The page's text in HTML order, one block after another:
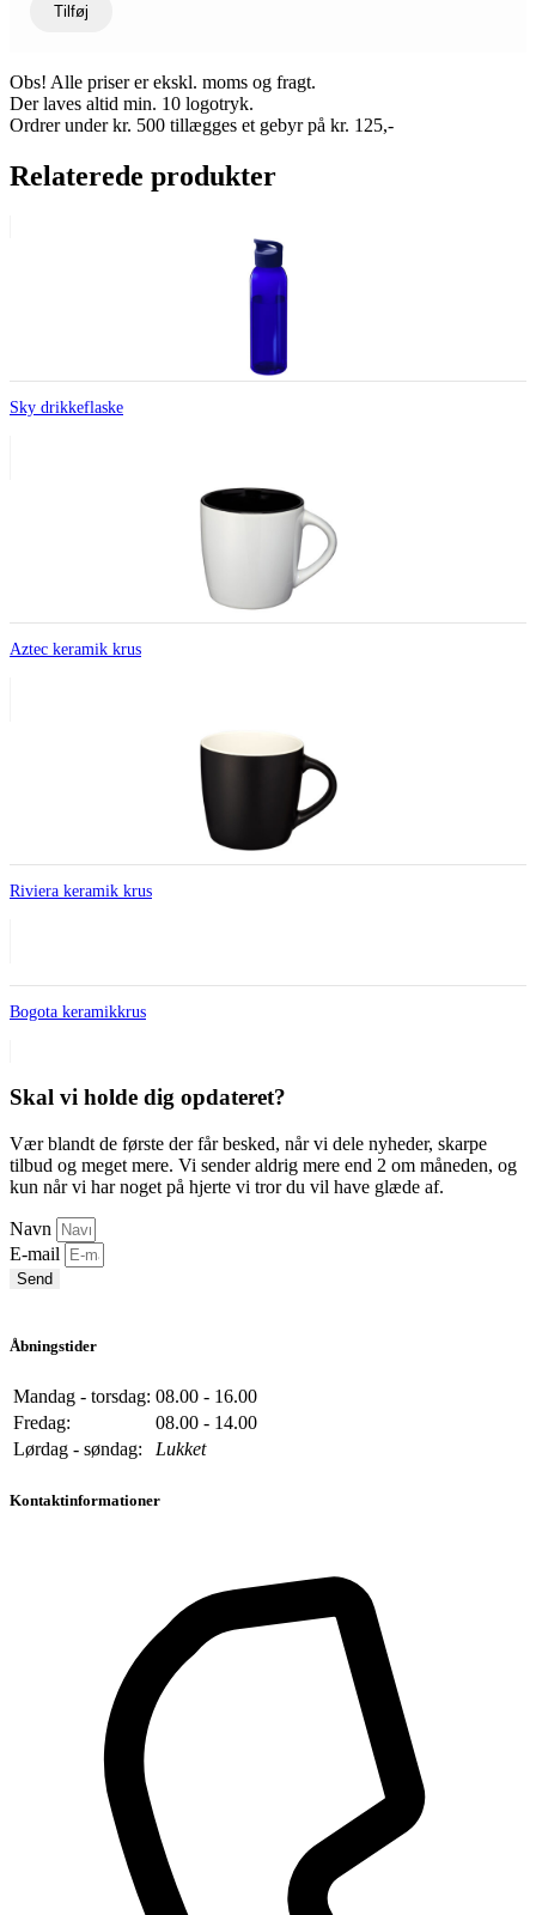
Tilføj
Obs! Alle priser er ekskl. moms og fragt.
Der laves altid min. 10 logotryk.
Ordrer under kr. 500 tillægges et gebyr på kr. 125,-
Relaterede produkter
Sky drikkeflaske
Aztec keramik krus
Riviera keramik krus
Bogota keramikkrus
Skal vi holde dig opdateret?
Vær blandt de første der får besked, når vi dele nyheder, skarpe
tilbud og meget mere. Vi sender aldrig mere end 2 om måneden, og
kun når vi har noget på hjerte vi tror du vil have glæde af.
Navn
E-mail
Send
Åbningstider
Mandag - torsdag: 08.00 - 16.00
Fredag:
08.00 - 14.00
Lørdag - søndag:
Lukket
Kontaktinformationer